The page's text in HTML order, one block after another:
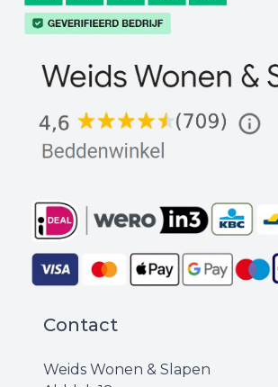
Contact
Weids Wonen & Slapen